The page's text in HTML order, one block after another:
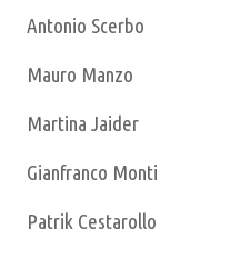
Antonio Scerbo
Mauro Manzo
Martina Jaider
Gianfranco Monti
Patrik Cestarollo